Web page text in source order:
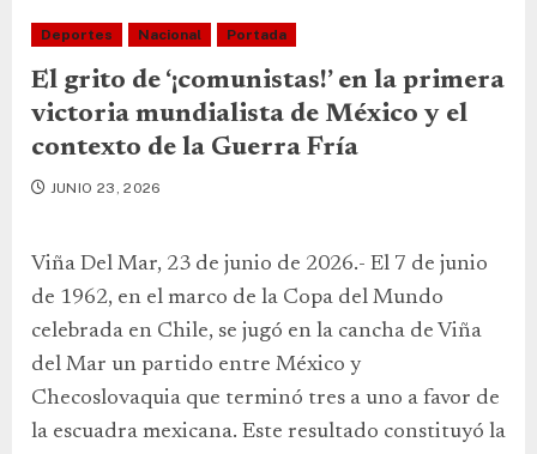
Deportes Nacional Portada
El grito de ‘¡comunistas!’ en la primera
victoria mundialista de México y el
contexto de la Guerra Fría
JUNIO 23, 2026
Viña Del Mar, 23 de junio de 2026.- El 7 de junio
de 1962, en el marco de la Copa del Mundo
celebrada en Chile, se jugó en la cancha de Viña
del Mar un partido entre México y
Checoslovaquia que terminó tres a uno a favor de
la escuadra mexicana. Este resultado constituyó la